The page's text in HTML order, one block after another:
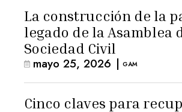
La construcción de la
legado de la Asamblea
Sociedad Civil
mayo 25, 2026 | GAM
Cinco claves para